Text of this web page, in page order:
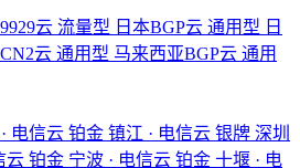
云 流量型 日本BGP云 通用型 日
云 通用型 马来西亚BGP云 通用
电信云 铂金 镇江 · 电信云 银牌 深圳
云 铂金 宁波 · 电信云 铂金 十堰 · 电